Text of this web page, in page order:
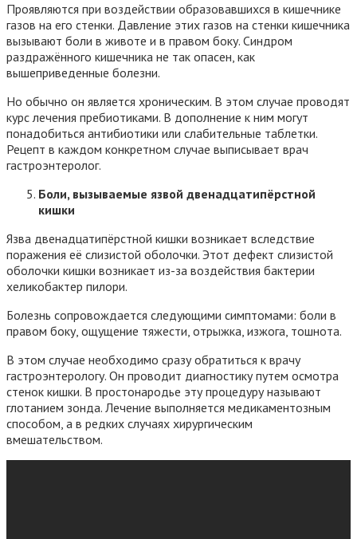
Проявляются при воздействии образовавшихся в кишечнике
газов на его стенки. Давление этих газов на стенки кишечника
вызывают боли в животе и в правом боку. Синдром
раздражённого кишечника не так опасен, как
вышеприведенные болезни.
Но обычно он является хроническим. В этом случае проводят
курс лечения пребиотиками. В дополнение к ним могут
понадобиться антибиотики или слабительные таблетки.
Рецепт в каждом конкретном случае выписывает врач
гастроэнтеролог.
Боли, вызываемые язвой двенадцатипёрстной
кишки
Язва двенадцатипёрстной кишки возникает вследствие
поражения её слизистой оболочки. Этот дефект слизистой
оболочки кишки возникает из-за воздействия бактерии
хеликобактер пилори.
Болезнь сопровождается следующими симптомами: боли в
правом боку, ощущение тяжести, отрыжка, изжога, тошнота.
В этом случае необходимо сразу обратиться к врачу
гастроэнтерологу. Он проводит диагностику путем осмотра
стенок кишки. В простонародье эту процедуру называют
глотанием зонда. Лечение выполняется медикаментозным
способом, а в редких случаях хирургическим
вмешательством.